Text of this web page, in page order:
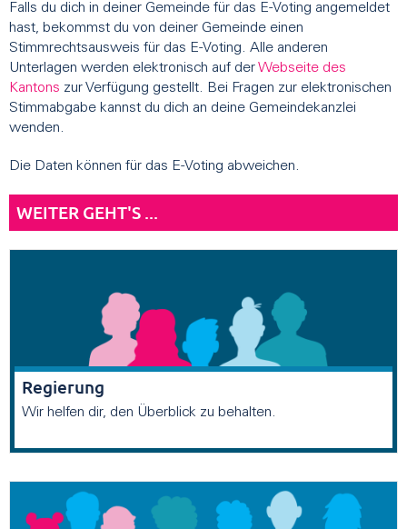
Falls du dich in deiner Gemeinde für das E-Voting angemeldet
hast, bekommst du von deiner Gemeinde einen
Stimmrechtsausweis für das E-Voting. Alle anderen
Unterlagen werden elektronisch auf derWebseite des
Kantons zur Verfügung gestellt. Bei Fragen zur elektronischen
Stimmabgabe kannst du dich an deine Gemeindekanzlei
wenden.
Die Daten können für das E-Voting abweichen.
WEITER GEHT'S ...
Regierung
Wir helfen dir, den Überblick zu behalten.